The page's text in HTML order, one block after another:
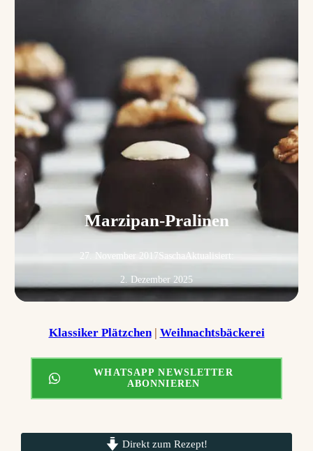
Marzipan-Pralinen
27. November 2017SaschaAktualisiert:
2. Dezember 2025
Klassiker Plätzchen | Weihnachtsbäckerei
WHATSAPP NEWSLETTER
ABONNIEREN
Direkt zum Rezept!